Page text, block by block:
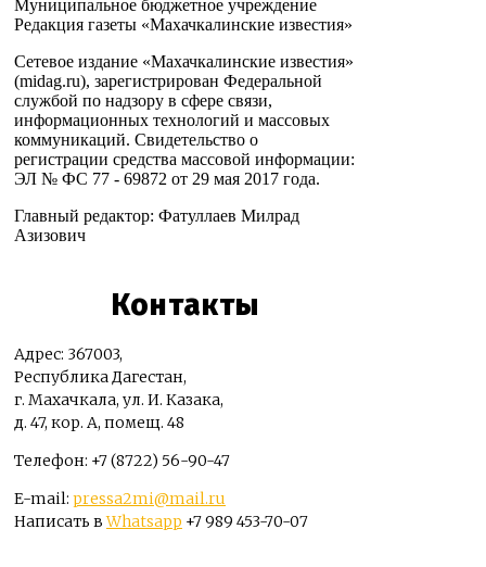
Муниципальное бюджетное учреждение
Редакция газеты «Махачкалинские известия»
Сетевое издание «Махачкалинские известия»
(midag.ru), зарегистрирован Федеральной
службой по надзору в сфере связи,
информационных технологий и массовых
коммуникаций. Свидетельство о
регистрации средства массовой информации:
ЭЛ № ФС 77 - 69872 от 29 мая 2017 года.
Главный редактор: Фатуллаев Милрад
Азизович
Контакты
Адрес: 367003,
Республика Дагестан,
г. Махачкала, ул. И. Казака,
д. 47, кор. А, помещ. 48
Телефон: +7 (8722) 56-90-47
E-mail: pressa2mi@mail.ru
Написать вWhatsapp +7 989 453-70-07